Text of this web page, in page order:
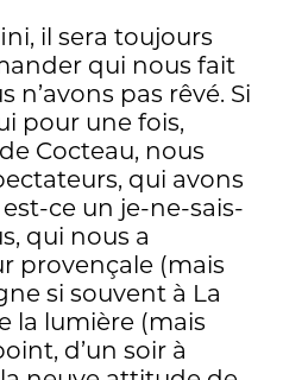
il sera toujours
qui nous fait
n’avons pas rêvé. Si
pour une fois,
Cocteau, nous
qui avons
ce un je-ne-sais-
qui nous a
provençale (mais
si souvent à La
la lumière (mais
d’un soir à